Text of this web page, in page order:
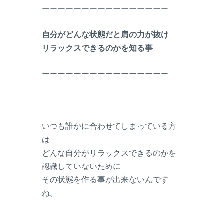
ーーーーーーーーーーーーーーーー
自分がどんな状態だと肩の力が抜け
リラックスできるのかを知る事
ーーーーーーーーーーーーーーーー
いつも誰かに合わせてしまっている方
は
どんな自分がリラックスできるのかを
認識していないために
その状態を作る事が出来ないんです
ね。